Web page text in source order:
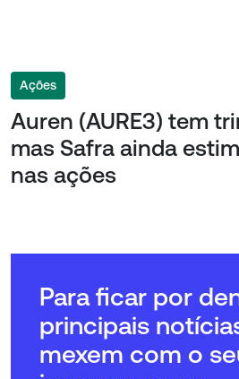
Ações
Auren (AURE3) tem
mas Safra ainda
nas ações
Para ficar por
principais
mexem com o